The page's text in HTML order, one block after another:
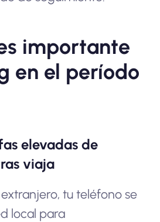
importante
en el período
elevadas de
viaja
tu teléfono se
local para